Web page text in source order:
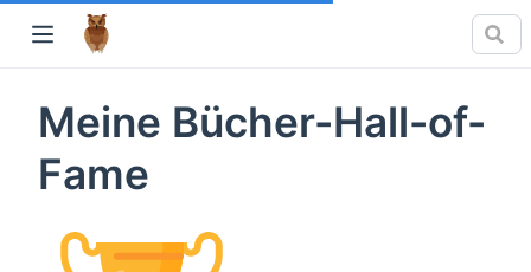
Meine Bücher-Hall-of-
Fame